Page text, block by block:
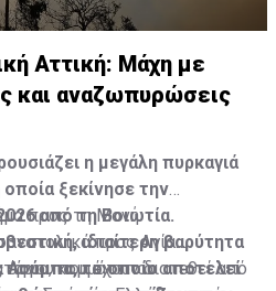
Αττική: Μάχη με
και αναζωπυρώσεις
η μεγάλη πυρκαγιά
ξεκίνησε την
από τη Βοιωτία.
ιδιαίτερη βαρύτητα
Λούμπα, το οποίο αποτελεί
προς τη Μονή
προς Αγία
κομμάτι που
που έχουν διατεθεί από